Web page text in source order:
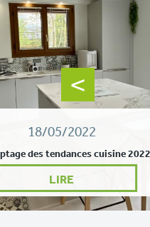
18/05/2022
des tendances cuisine 2022
LIRE